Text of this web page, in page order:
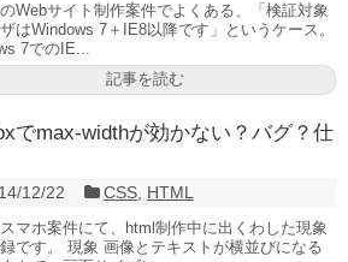
Webサイト制作案件でよくある、「検証対象
はWindows 7＋IE8以降です」というケース。
7でのIE...
記事を読む
でmax-widthが効かない？バグ？仕
12/22 CSS, HTML
マホ案件にて、html制作中に出くわした現象
です。 現象 画像とテキストが横並びになる